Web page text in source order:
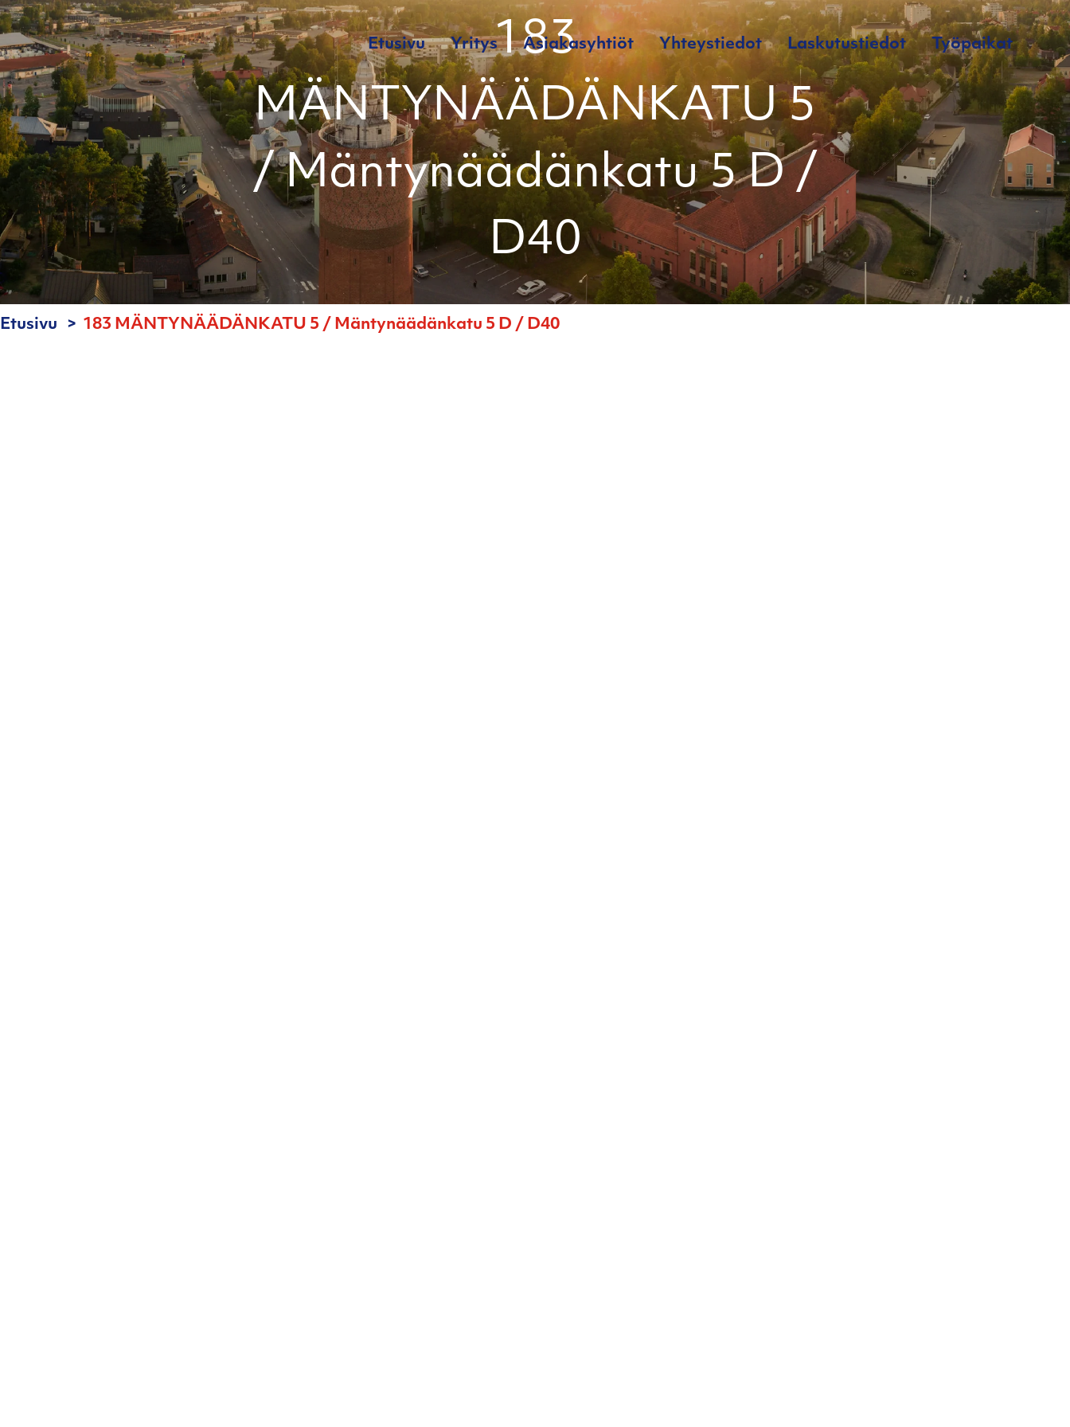
Etusivu Yritys Asiakasyhtiöt Yhteystiedot Laskutustiedot Työpaikat
183
MÄNTYNÄÄDÄNKATU 5
/ Mäntynäädänkatu 5 D /
D40
Etusivu 183 MÄNTYNÄÄDÄNKATU 5 / Mäntynäädänkatu 5 D / D40